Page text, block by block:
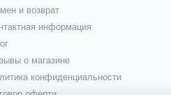
и возврат
информация
о магазине
конфиденциальности
оферти